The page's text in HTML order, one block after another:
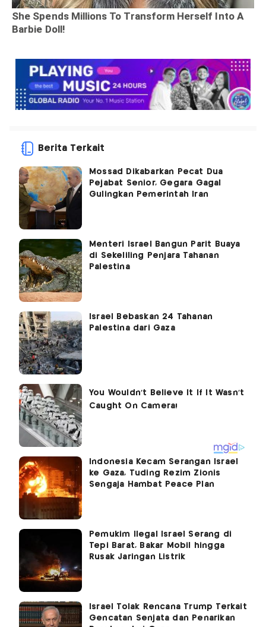
Berita Terkait
Mossad Dikabarkan Pecat Dua
Pejabat Senior, Gegara Gagal
Gulingkan Pemerintah Iran
Menteri Israel Bangun Parit Buaya
di Sekeliling Penjara Tahanan
Palestina
Israel Bebaskan 24 Tahanan
Palestina dari Gaza
Indonesia Kecam Serangan Israel
ke Gaza, Tuding Rezim Zionis
Sengaja Hambat Peace Plan
Pemukim Ilegal Israel Serang di
Tepi Barat, Bakar Mobil hingga
Rusak Jaringan Listrik
Israel Tolak Rencana Trump Terkait
Gencatan Senjata dan Penarikan